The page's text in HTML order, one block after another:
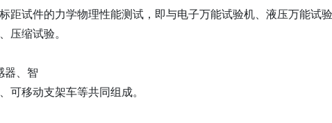
试件的力学物理性能测试，即与电子万能试验机、液压万能试验
压缩试验。
、智
移动支架车等共同组成。